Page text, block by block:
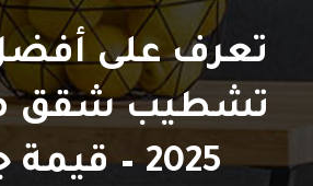
تعرف على
تشطيب شقق
2025 – قيمة جروب